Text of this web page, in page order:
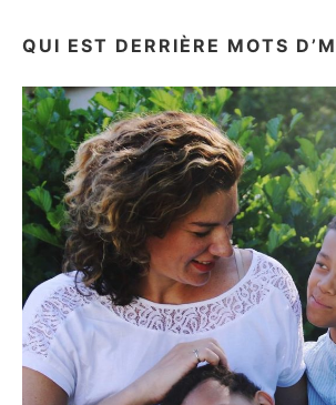
QUI EST DERRIÈRE MOTS